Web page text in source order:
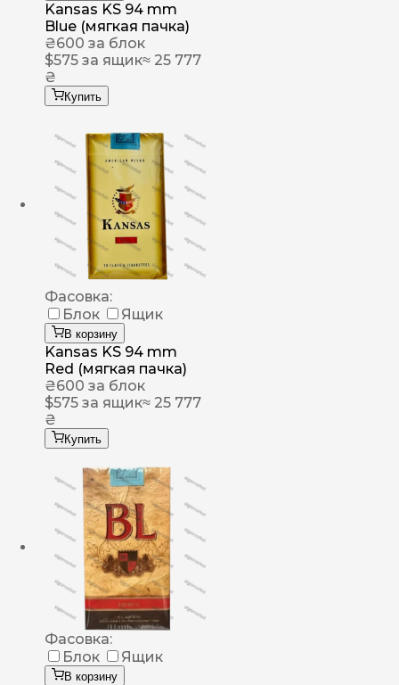
Kansas KS 94 mm
Blue (мягкая пачка)
₴600 за блок
$575 за ящик≈ 25 777
₴
Купить
Фасовка:
Блок
Ящик
В корзину
Kansas KS 94 mm
Red (мягкая пачка)
₴600 за блок
$575 за ящик≈ 25 777
₴
Купить
Фасовка:
Блок
Ящик
В корзину